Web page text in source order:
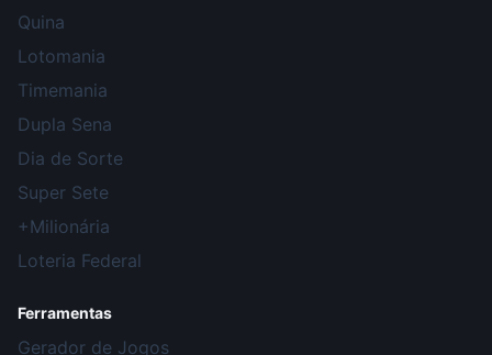
Quina
Lotomania
Timemania
Dupla Sena
Dia de Sorte
Super Sete
+Milionária
Loteria Federal
Ferramentas
Gerador de Jogos